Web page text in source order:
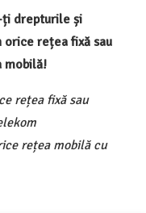
ți drepturile și
rețea fixă sau
mobilă!
rețea fixă sau
rețea mobilă cu